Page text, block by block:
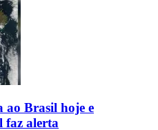
ao Brasil hoje e
faz alerta